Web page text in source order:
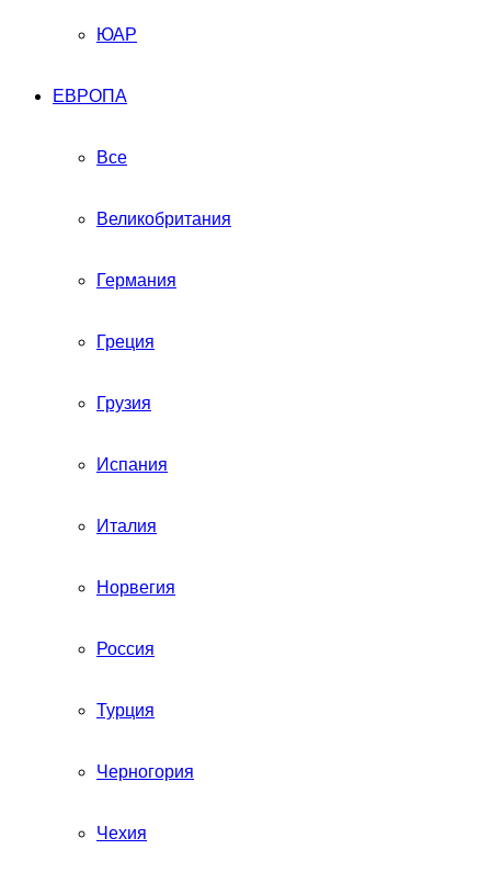
ЮАР
ЕВРОПА
Все
Великобритания
Германия
Греция
Грузия
Испания
Италия
Норвегия
Россия
Турция
Черногория
Чехия